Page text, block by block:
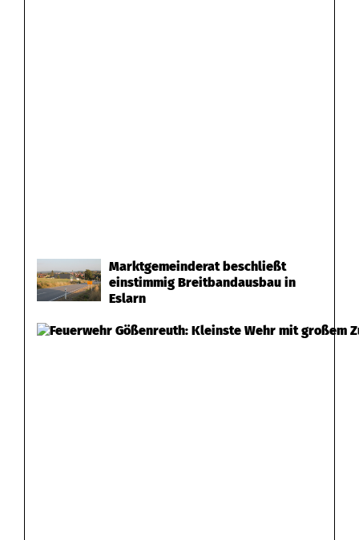
Marktgemeinderat beschließt
einstimmig Breitbandausbau in
Eslarn